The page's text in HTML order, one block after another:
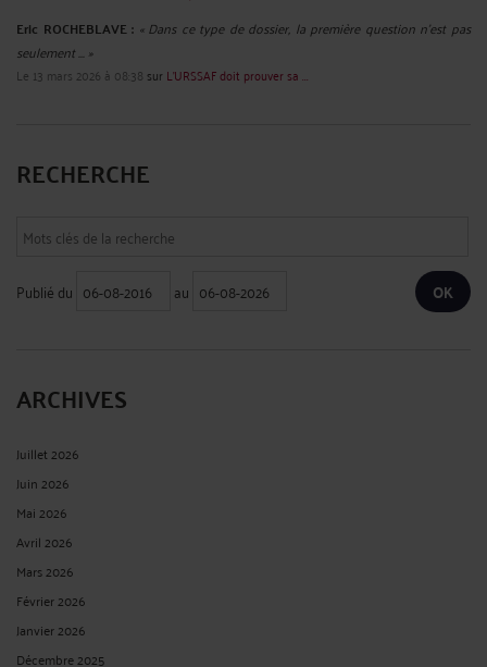
Eric ROCHEBLAVE : « Dans ce type de dossier, la première question n’est pas
seulement ... »
Le 13 mars 2026 à 08:38 sur L’URSSAF doit prouver sa ...
RECHERCHE
Publié du au
ARCHIVES
Juillet 2026
Juin 2026
Mai 2026
Avril 2026
Mars 2026
Février 2026
Janvier 2026
Décembre 2025